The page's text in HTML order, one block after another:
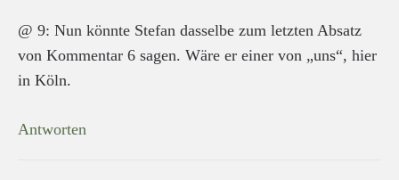
@ 9: Nun könnte Stefan dasselbe zum letzten Absatz
von Kommentar 6 sagen. Wäre er einer von „uns“, hier
in Köln.
Antworten